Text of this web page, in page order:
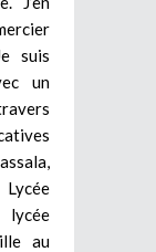
suis
un
lycée
au